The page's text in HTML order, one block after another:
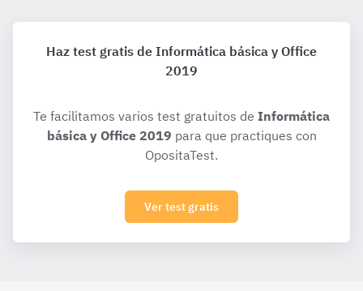
Haz test gratis de Informática básica y Office
2019
Te facilitamos varios test gratuitos de Informática
básica y Office 2019 para que practiques con
OpositaTest.
Ver test gratis